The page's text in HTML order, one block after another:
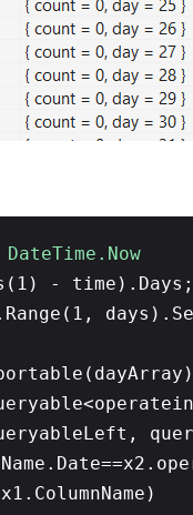
DateTime.Now
- time).Days;